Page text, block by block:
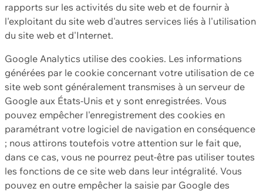
rapports sur les activités du site web et de fournir à
l'exploitant du site web d'autres services liés à l'utilisation
du site web et d'Internet.
Google Analytics utilise des cookies. Les informations
générées par le cookie concernant votre utilisation de ce
site web sont généralement transmises à un serveur de
Google aux États-Unis et y sont enregistrées. Vous
pouvez empêcher l'enregistrement des cookies en
paramétrant votre logiciel de navigation en conséquence
; nous attirons toutefois votre attention sur le fait que,
dans ce cas, vous ne pourrez peut-être pas utiliser toutes
les fonctions de ce site web dans leur intégralité. Vous
pouvez en outre empêcher la saisie par Google des